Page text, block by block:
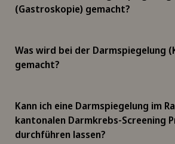
(Gastroskopie) gemacht?
Was wird bei der Darmspiegelung
gemacht?
Kann ich eine Darmspiegelung im
kantonalen Darmkrebs-Screening
durchführen lassen?